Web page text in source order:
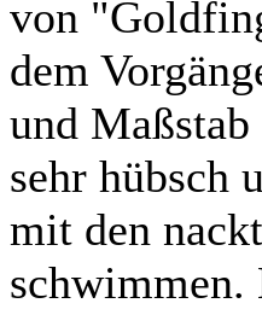
von
dem
und
sehr hübsch
mit den
schwimmen.